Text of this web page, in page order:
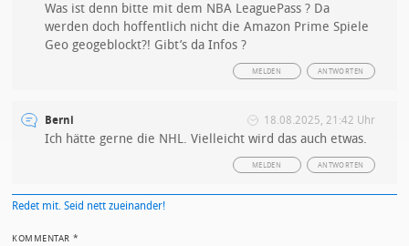
Was ist denn bitte mit dem NBA LeaguePass ? Da
werden doch hoffentlich nicht die Amazon Prime Spiele
Geo geogeblockt?! Gibt’s da Infos ?
ANTWORTEN
MELDEN
Berni 18.08.2025, 21:42 Uhr
Ich hätte gerne die NHL. Vielleicht wird das auch etwas.
ANTWORTEN
MELDEN
Redet mit. Seid nett zueinander!
KOMMENTAR*